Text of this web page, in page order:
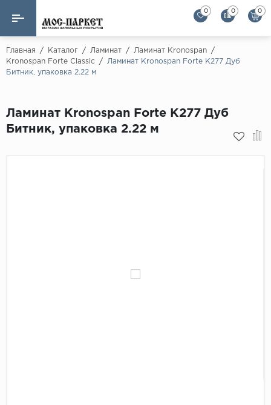
Назад
Ламинат
Назад
Alloc
Alpine Floor
Паркетная доска
0 0 0
Главная / Каталог / Ламинат / Ламинат Kronospan
/
Kronospan Forte Classic
/
Ламинат Kronospan Forte K277 Дуб
Битник, упаковка 2.22 м
Ламинат Kronospan Forte K277 Дуб
Битник, упаковка 2.22 м